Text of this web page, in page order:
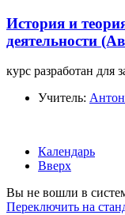
История и
деятельности
курс разработан
Учитель:
Календарь
Вверх
Вы не вошли в
Переключить на